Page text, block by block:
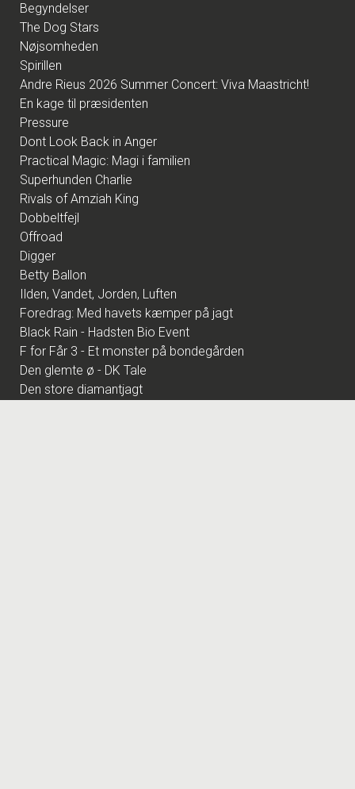
Begyndelser
The Dog Stars
Nøjsomheden
Spirillen
Andre Rieus 2026 Summer Concert: Viva Maastricht!
En kage til præsidenten
Pressure
Dont Look Back in Anger
Practical Magic: Magi i familien
Superhunden Charlie
Rivals of Amziah King
Dobbeltfejl
Offroad
Digger
Betty Ballon
Ilden, Vandet, Jorden, Luften
Foredrag: Med havets kæmper på jagt
Black Rain - Hadsten Bio Event
F for Får 3 - Et monster på bondegården
Den glemte ø - DK Tale
Den store diamantjagt